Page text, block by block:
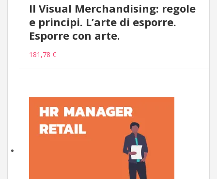
Il Visual Merchandising: regole
e principi. L’arte di esporre.
Esporre con arte.
181,78 €